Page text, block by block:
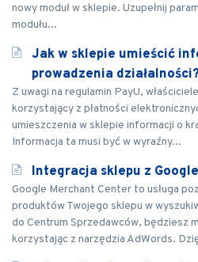
nowy moduł w sklepie. Uzupełnij
modułu...
Jak w sklepie umieścić
prowadzenia
Z uwagi na regulamin PayU,
korzystający z płatności
umieszczenia w sklepie informacji o
Informacja ta musi być w wyraźny...
Integracja sklepu z
Google Merchant Center to usługa
produktów Twojego sklepu w
do Centrum Sprzedawców, będziesz
korzystając z narzędzia AdWords.